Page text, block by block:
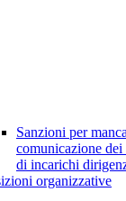
Sanzioni per
comunicazione
di incarichi
organizzative